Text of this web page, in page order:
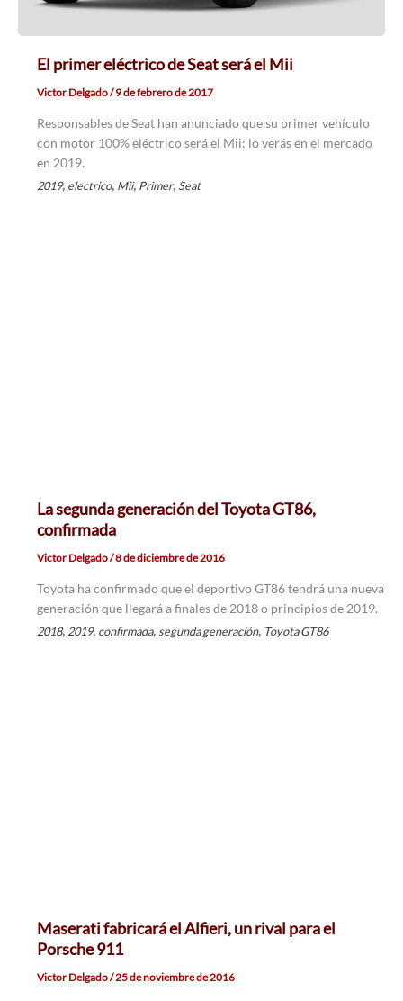
El primer eléctrico de Seat será el Mii
Victor Delgado/9 de febrero de 2017
Responsables de Seat han anunciado que su primer vehículo
con motor 100% eléctrico será el Mii: lo verás en el mercado
en 2019.
2019, electrico, Mii, Primer, Seat
La segunda generación del Toyota GT86,
confirmada
Victor Delgado/8 de diciembre de 2016
Toyota ha confirmado que el deportivo GT86 tendrá una nueva
generación que llegará a finales de 2018 o principios de 2019.
2018, 2019, confirmada, segunda generación, Toyota GT86
Maserati fabricará el Alfieri, un rival para el
Porsche 911
Victor Delgado/25 de noviembre de 2016